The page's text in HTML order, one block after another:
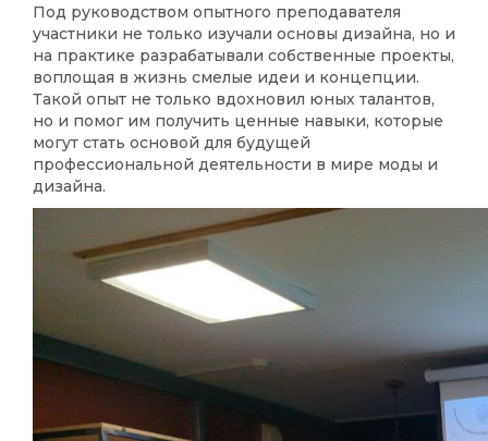
Под руководством опытного преподавателя
участники не только изучали основы дизайна, но и
на практике разрабатывали собственные проекты,
воплощая в жизнь смелые идеи и концепции.
Такой опыт не только вдохновил юных талантов,
но и помог им получить ценные навыки, которые
могут стать основой для будущей
профессиональной деятельности в мире моды и
дизайна.